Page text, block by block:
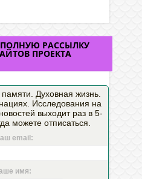
РАССЫЛКУ
ПРОЕКТА
Духовная жизнь.
Исследования на
выходит раз в 5-
можете отписаться.
email:
имя: